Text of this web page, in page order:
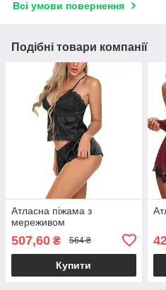
Всі умови повернення
Подібні товари компанії
Атласна піжама з
мереживом
507,60 ₴ 564 ₴
Купити